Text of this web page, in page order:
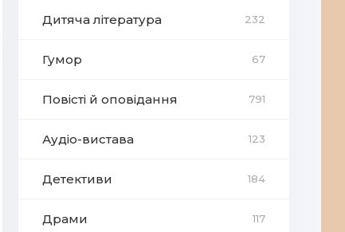
Дитяча література 232
Гумор 67
Повісті й оповідання 791
Аудіо-вистава 123
Детективи 184
Драми 117